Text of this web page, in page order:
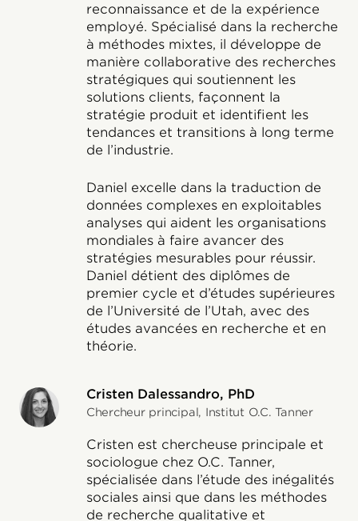
reconnaissance et de la expérience
employé. Spécialisé dans la recherche
à méthodes mixtes, il développe de
manière collaborative des recherches
stratégiques qui soutiennent les
solutions clients, façonnent la
stratégie produit et identifient les
tendances et transitions à long terme
de l’industrie.
Daniel excelle dans la traduction de
données complexes en exploitables
analyses qui aident les organisations
mondiales à faire avancer des
stratégies mesurables pour réussir.
Daniel détient des diplômes de
premier cycle et d’études supérieures
de l’Université de l’Utah, avec des
études avancées en recherche et en
théorie.
Cristen Dalessandro, PhD
Chercheur principal, Institut O.C. Tanner
Cristen est chercheuse principale et
sociologue chez O.C. Tanner,
spécialisée dans l’étude des inégalités
sociales ainsi que dans les méthodes
de recherche qualitative et